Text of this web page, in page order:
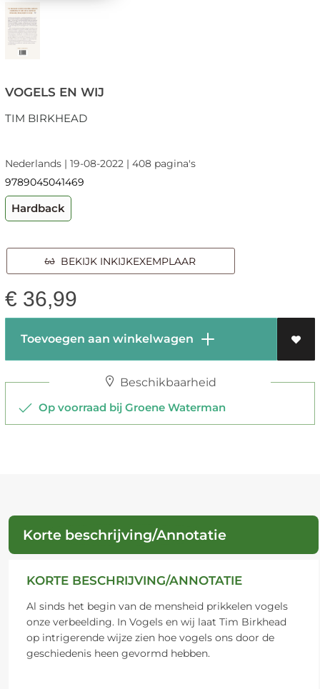
VOGELS EN WIJ
TIM BIRKHEAD
Nederlands | 19-08-2022 | 408 pagina's
9789045041469
Hardback
BEKIJK INKIJKEXEMPLAAR
€ 36,99
Toevoegen aan winkelwagen
Beschikbaarheid
Op voorraad bij Groene Waterman
Korte beschrijving/Annotatie
KORTE BESCHRIJVING/ANNOTATIE
Al sinds het begin van de mensheid prikkelen vogels
onze verbeelding. In Vogels en wij laat Tim Birkhead
op intrigerende wijze zien hoe vogels ons door de
geschiedenis heen gevormd hebben.